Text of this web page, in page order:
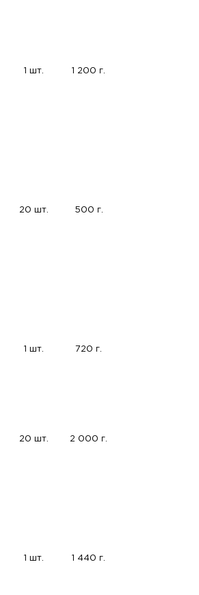
1 шт. 1 200 г.
20 шт. 500 г.
1 шт. 720 г.
20 шт. 2 000 г.
1 шт. 1 440 г.